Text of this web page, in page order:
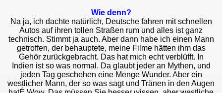
Wie denn?
Na ja, ich dachte natürlich, Deutsche fahren mit schnellen
Autos auf ihren tollen Straßen rum und alles ist ganz
technisch. Stimmt ja auch. Aber dann habe ich einen Mann
getroffen, der behauptete, meine Filme hätten ihm das
Gehör zurückgebracht. Das hat mich echt verblüfft. In
Indien ist so was normal. Da glaubt jeder an Mythen, und
jeden Tag geschehen eine Menge Wunder. Aber ein
westlicher Mann, der so was sagt und Tränen in den Augen